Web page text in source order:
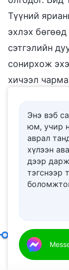
Түүний
эхлэх
сэтгэлийн
сонирхож
хичээл
хоолоо
төлөө санаа
ёолон
авралын
мэдрэмжгүй
Түүний зүрх
чадахгүй
эзэмшээгүй
Энэ вэб
юм, учир
аврал
хүлээн
дээр
тэгснээр